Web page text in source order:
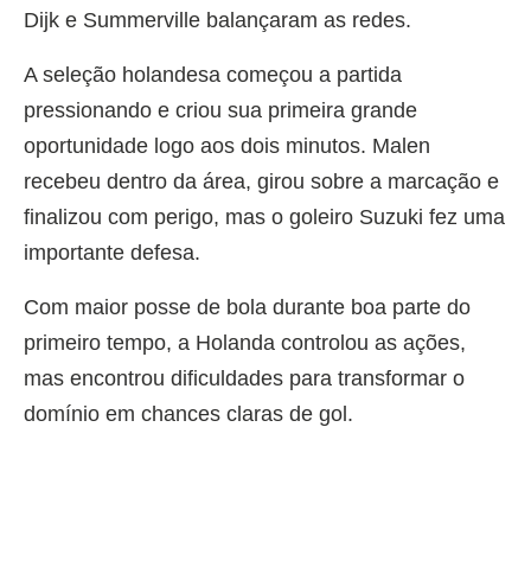
Dijk e Summerville balançaram as redes.
A seleção holandesa começou a partida
pressionando e criou sua primeira grande
oportunidade logo aos dois minutos. Malen
recebeu dentro da área, girou sobre a marcação e
finalizou com perigo, mas o goleiro Suzuki fez uma
importante defesa.
Com maior posse de bola durante boa parte do
primeiro tempo, a Holanda controlou as ações,
mas encontrou dificuldades para transformar o
domínio em chances claras de gol.